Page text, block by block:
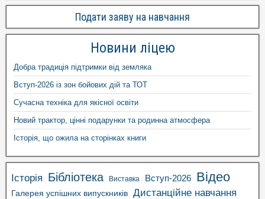
Подати заяву на навчання
Новини ліцею
Добра традиція підтримки від земляка
Вступ-2026 із зон бойових дій та ТОТ
Сучасна техніка для якісної освіти
Новий трактор, цінні подарунки та родинна атмосфера
Історія, що ожила на сторінках книги
Історія Бібліотека Виставка Вступ-2026 Відео
Галерея успішних випускників Дистанційне навчання